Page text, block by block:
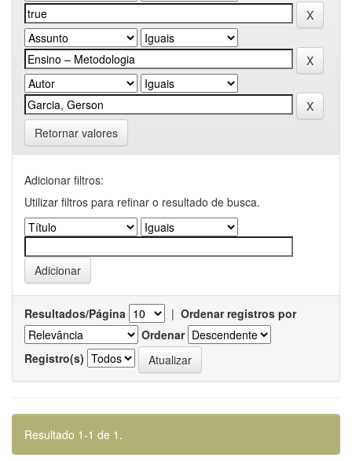
Retornar valores
Adicionar filtros:
Utilizar filtros para refinar o resultado de busca.
Resultados/Página | Ordenar registros por
Ordenar
Registro(s)
Resultado 1-1 de 1.